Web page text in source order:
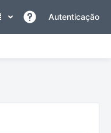
Autenticação